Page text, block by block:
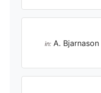
in: A. Bjarnason